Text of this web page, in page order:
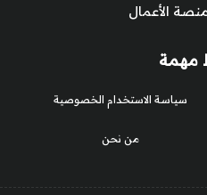
مهمة
سياسة الاستخدام الخصوصية
من نحن
الأعمال